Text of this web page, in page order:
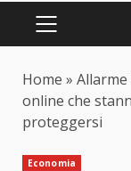
PRIMARY
Home »
online che
proteggersi
Economia